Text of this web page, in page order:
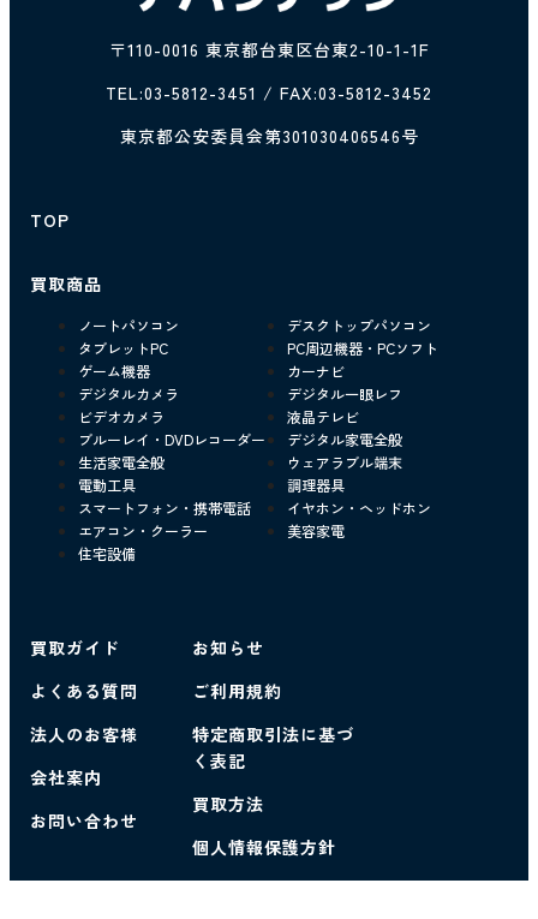
〒110-0016 東京都台東区台東2-10-1-1F
TEL:03-5812-3451 / FAX:03-5812-3452
東京都公安委員会第301030406546号
TOP
買取商品
ノートパソコン
デスクトップパソコン
タブレットPC
PC周辺機器・PCソフト
ゲーム機器
カーナビ
デジタルカメラ
デジタル一眼レフ
ビデオカメラ
液晶テレビ
ブルーレイ・DVDレコーダー
デジタル家電全般
生活家電全般
ウェアラブル端末
電動工具
調理器具
スマートフォン・携帯電話
イヤホン・ヘッドホン
エアコン・クーラー
美容家電
住宅設備
買取ガイド
よくある質問
法人のお客様
会社案内
お問い合わせ
お知らせ
ご利用規約
特定商取引法に基づ
く表記
買取方法
個人情報保護方針